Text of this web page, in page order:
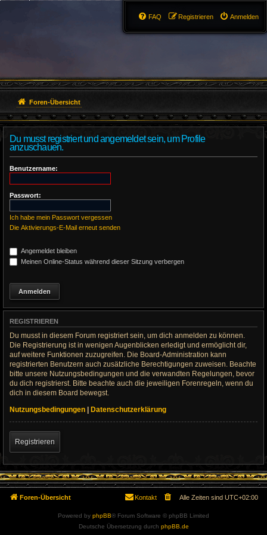
Anmelden
Registrieren
FAQ
Foren-Übersicht
Du musst registriert und angemeldet sein, um Profile
anzuschauen.
Benutzername:
Passwort:
Ich habe mein Passwort vergessen
Die Aktivierungs-E-Mail erneut senden
Angemeldet bleiben
Meinen Online-Status während dieser Sitzung verbergen
REGISTRIEREN
Du musst in diesem Forum registriert sein, um dich anmelden zu können.
Die Registrierung ist in wenigen Augenblicken erledigt und ermöglicht dir,
auf weitere Funktionen zuzugreifen. Die Board-Administration kann
registrierten Benutzern auch zusätzliche Berechtigungen zuweisen. Beachte
bitte unsere Nutzungsbedingungen und die verwandten Regelungen, bevor
du dich registrierst. Bitte beachte auch die jeweiligen Forenregeln, wenn du
dich in diesem Board bewegst.
Nutzungsbedingungen | Datenschutzerklärung
Registrieren
Foren-Übersicht Alle Zeiten sind UTC+02:00
Kontakt
Powered by phpBB® Forum Software © phpBB Limited
Deutsche Übersetzung durch phpBB.de